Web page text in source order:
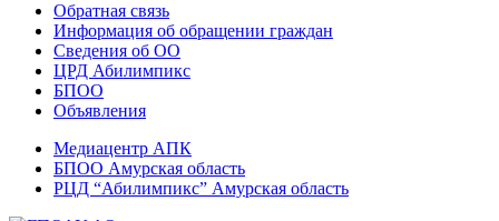
Обратная связь
Информация об обращении граждан
Сведения об ОО
ЦРД Абилимпикс
БПОО
Объявления
Медиацентр АПК
БПОО Амурская область
РЦД “Абилимпикс” Амурская область